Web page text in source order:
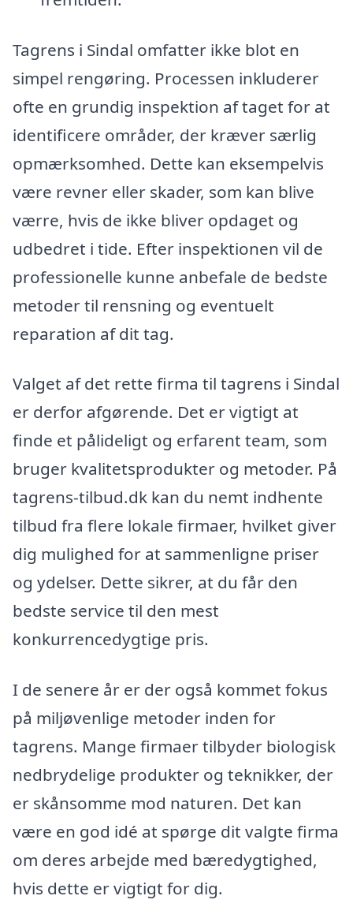
Tagrens i Sindal omfatter ikke blot en
simpel rengøring. Processen inkluderer
ofte en grundig inspektion af taget for at
identificere områder, der kræver særlig
opmærksomhed. Dette kan eksempelvis
være revner eller skader, som kan blive
værre, hvis de ikke bliver opdaget og
udbedret i tide. Efter inspektionen vil de
professionelle kunne anbefale de bedste
metoder til rensning og eventuelt
reparation af dit tag.
Valget af det rette firma til tagrens i Sindal
er derfor afgørende. Det er vigtigt at
finde et pålideligt og erfarent team, som
bruger kvalitetsprodukter og metoder. På
tagrens-tilbud.dk kan du nemt indhente
tilbud fra flere lokale firmaer, hvilket giver
dig mulighed for at sammenligne priser
og ydelser. Dette sikrer, at du får den
bedste service til den mest
konkurrencedygtige pris.
I de senere år er der også kommet fokus
på miljøvenlige metoder inden for
tagrens. Mange firmaer tilbyder biologisk
nedbrydelige produkter og teknikker, der
er skånsomme mod naturen. Det kan
være en god idé at spørge dit valgte firma
om deres arbejde med bæredygtighed,
hvis dette er vigtigt for dig.